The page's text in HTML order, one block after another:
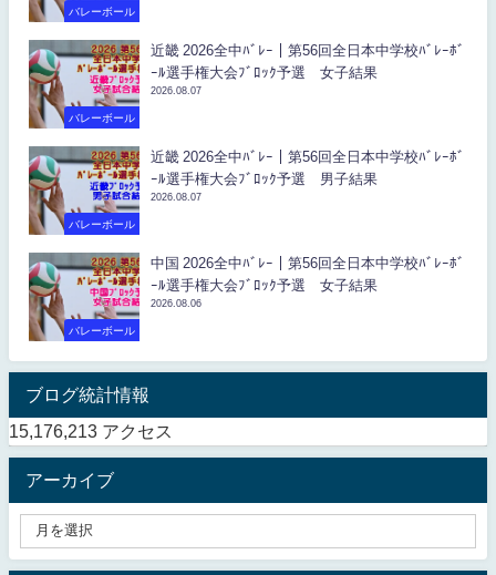
バレーボール
バレーボール
近畿 2026全中ﾊﾞﾚｰ｜第56回全日本中学校ﾊﾞﾚｰﾎﾞ
ｰﾙ選手権大会ﾌﾞﾛｯｸ予選 女子結果
2026.08.07
バレーボール
近畿 2026全中ﾊﾞﾚｰ｜第56回全日本中学校ﾊﾞﾚｰﾎﾞ
ｰﾙ選手権大会ﾌﾞﾛｯｸ予選 男子結果
2026.08.07
バレーボール
中国 2026全中ﾊﾞﾚｰ｜第56回全日本中学校ﾊﾞﾚｰﾎﾞ
ｰﾙ選手権大会ﾌﾞﾛｯｸ予選 女子結果
2026.08.06
ブログ統計情報
15,176,213 アクセス
アーカイブ